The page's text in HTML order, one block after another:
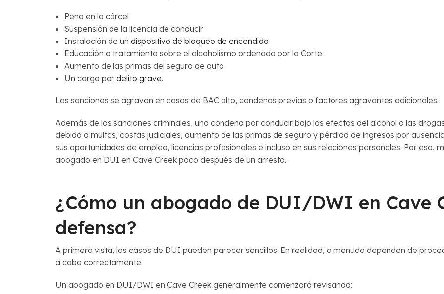
Pena en la cárcel
Suspensión de la licencia de conducir
Instalación de un dispositivo de bloqueo de encendido
Educación o tratamiento sobre el alcoholismo ordenado por la Corte
Aumento de las primas del seguro de auto
Un cargo por delito grave.
Las sanciones se agravan en casos de BAC alto, condenas previas o factores agravantes adicionales.
Además de las sanciones criminales, una condena por conducir bajo los efectos del alcohol o las
debido a multas, costas judiciales, aumento de las primas de seguro y pérdida de ingresos por
sus oportunidades de empleo, licencias profesionales e incluso en sus relaciones personales. Por eso,
abogado en DUI en Cave Creek poco después de un arresto.
¿Cómo un abogado de DUI/DWI en Cave
defensa?
A primera vista, los casos de DUI pueden parecer sencillos. En realidad, a menudo dependen de
a cabo correctamente.
Un abogado en DUI/DWI en Cave Creek generalmente comenzará revisando: